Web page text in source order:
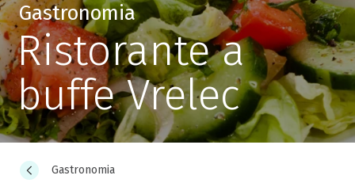
Gastronomia
Ristorante a
buffe Vrelec
Gastronomia